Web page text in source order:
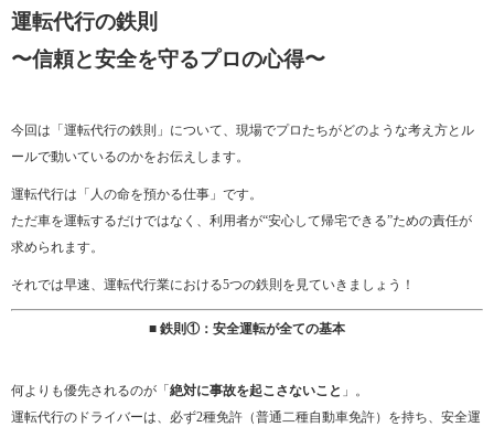
運転代行の鉄則
〜信頼と安全を守るプロの心得〜
今回は「運転代行の鉄則」について、現場でプロたちがどのような考え方とル
ールで動いているのかをお伝えします。
運転代行は「人の命を預かる仕事」です。
ただ車を運転するだけではなく、利用者が“安心して帰宅できる”ための責任が
求められます。
それでは早速、運転代行業における5つの鉄則を見ていきましょう！
■ 鉄則①：安全運転が全ての基本
何よりも優先されるのが「 絶対に事故を起こさないこと 」。
運転代行のドライバーは、必ず2種免許（普通二種自動車免許）を持ち、安全運